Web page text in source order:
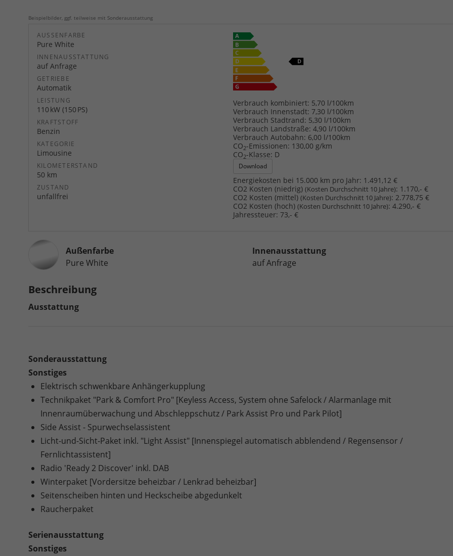
Beispielbilder, ggf. teilweise mit Sonderausstattung
AUSSENFARBE
Pure White
INNENAUSSTATTUNG
auf Anfrage
GETRIEBE
Automatik
LEISTUNG
110 kW (150 PS)
KRAFTSTOFF
Benzin
KATEGORIE
Limousine
KILOMETERSTAND
50 km
ZUSTAND
unfallfrei
Verbrauch kombiniert: 5,70 l/100km
Verbrauch Innenstadt: 7,30 l/100km
Verbrauch Stadtrand: 5,30 l/100km
Verbrauch Landstraße: 4,90 l/100km
Verbrauch Autobahn: 6,00 l/100km
CO2-Emissionen: 130,00 g/km
CO2-Klasse: D
Download
Energiekosten bei 15.000 km pro Jahr: 1.491,12 €
CO2 Kosten (niedrig) (Kosten Durchschnitt 10 Jahre): 1.170,- €
CO2 Kosten (mittel) (Kosten Durchschnitt 10 Jahre): 2.778,75 €
CO2 Kosten (hoch) (Kosten Durchschnitt 10 Jahre): 4.290,- €
Jahressteuer: 73,- €
Außenfarbe
Pure White
Innenausstattung
auf Anfrage
Beschreibung
Ausstattung
Sonderausstattung
Sonstiges
Elektrisch schwenkbare Anhängerkupplung
Technikpaket "Park & Comfort Pro" [Keyless Access, System ohne Safelock / Alarmanlage mit
Innenraumüberwachung und Abschleppschutz / Park Assist Pro und Park Pilot]
Side Assist - Spurwechselassistent
Licht-und-Sicht-Paket inkl. "Light Assist" [Innenspiegel automatisch abblendend / Regensensor /
Fernlichtassistent]
Radio 'Ready 2 Discover' inkl. DAB
Winterpaket [Vordersitze beheizbar / Lenkrad beheizbar]
Seitenscheiben hinten und Heckscheibe abgedunkelt
Raucherpaket
Serienausstattung
Sonstiges